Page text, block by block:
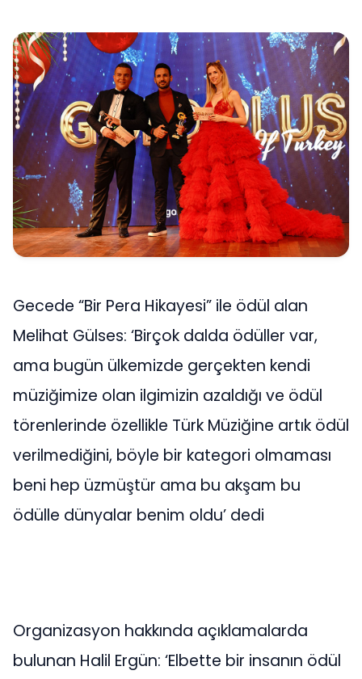
Gecede “Bir Pera Hikayesi” ile ödül alan
Melihat Gülses: ‘Birçok dalda ödüller var,
ama bugün ülkemizde gerçekten kendi
müziğimize olan ilgimizin azaldığı ve ödül
törenlerinde özellikle Türk Müziğine artık ödül
verilmediğini, böyle bir kategori olmaması
beni hep üzmüştür ama bu akşam bu
ödülle dünyalar benim oldu’ dedi
Organizasyon hakkında açıklamalarda
bulunan Halil Ergün: ‘Elbette bir insanın ödül